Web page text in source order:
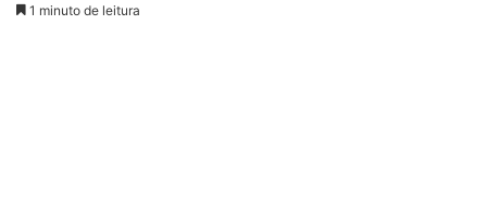
1 minuto de leitura